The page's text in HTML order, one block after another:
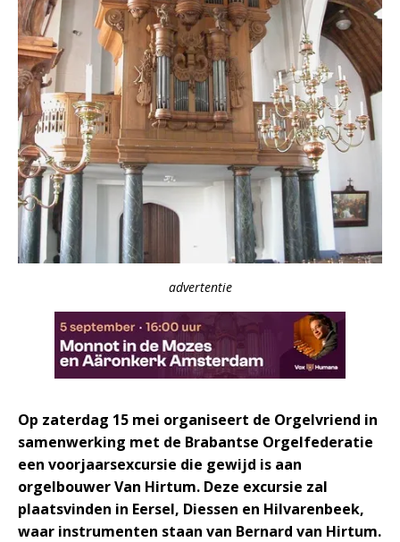
advertentie
Op zaterdag 15 mei organiseert de Orgelvriend in
samenwerking met de Brabantse Orgelfederatie
een voorjaarsexcursie die gewijd is aan
orgelbouwer Van Hirtum. Deze excursie zal
plaatsvinden in Eersel, Diessen en Hilvarenbeek,
waar instrumenten staan van Bernard van Hirtum.